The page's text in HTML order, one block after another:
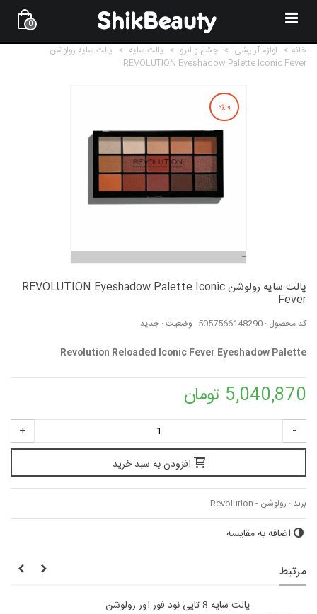
0
خانه > لوازم آرایشی > چشم و ابرو > پالت سایه > پالت سایه رولوشن
REVOLUTION Eyeshadow Palette Iconic Fever
ویژه
پالت سایه رولوشن REVOLUTION Eyeshadow Palette Iconic
Fever
کد محصول : 5057566148290 وضعیت : جدید
Revolution Reloaded Iconic Fever Eyeshadow Palette
5,040,870 تومان
-
+
افزودن به سبد خرید
برند : رولوشن - Revolution
اضافه به مقایسه
مرتبط
پالت سایه 8 تایی نود فور اور رولوشن